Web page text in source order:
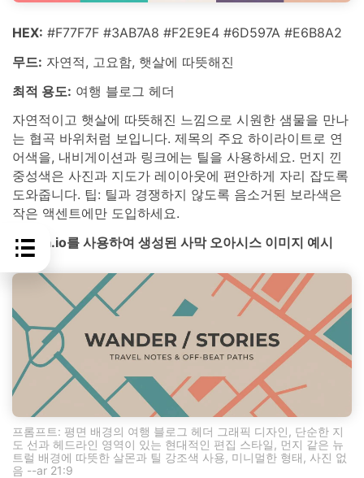
HEX: #F77F7F #3AB7A8 #F2E9E4 #6D597A #E6B8A2
무드: 자연적, 고요함, 햇살에 따뜻해진
최적 용도: 여행 블로그 헤더
자연적이고 햇살에 따뜻해진 느낌으로 시원한 샘물을 만나
는 협곡 바위처럼 보입니다. 제목의 주요 하이라이트로 연
어색을, 내비게이션과 링크에는 틸을 사용하세요. 먼지 낀
중성색은 사진과 지도가 레이아웃에 편안하게 자리 잡도록
도와줍니다. 팁: 틸과 경쟁하지 않도록 음소거된 보라색은
작은 액센트에만 도입하세요.
media.io를 사용하여 생성된 사막 오아시스 이미지 예시
프롬프트: 평면 배경의 여행 블로그 헤더 그래픽 디자인, 단순한 지
도 선과 헤드라인 영역이 있는 현대적인 편집 스타일, 먼지 같은 뉴
트럴 배경에 따뜻한 살몬과 틸 강조색 사용, 미니멀한 형태, 사진 없
음 --ar 21:9